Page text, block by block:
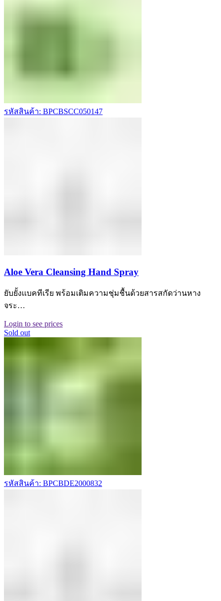
รหัสสินค้า: BPCBSCC050147
Aloe Vera Cleansing Hand Spray
ยับยั้งเเบคทีเรีย พร้อมเติมความชุ่มชื้นด้วยสารสกัดว่านหาง
จระ…
Login to see prices
Sold out
รหัสสินค้า: BPCBDE2000832